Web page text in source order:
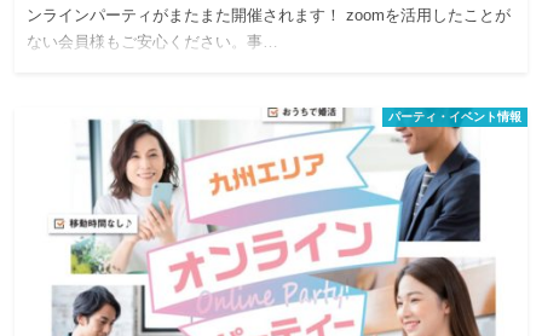
ンラインパーティがまたまた開催されます！ zoomを活用したことが
ない会員様もご安心ください。事…
パーティ・イベント情報